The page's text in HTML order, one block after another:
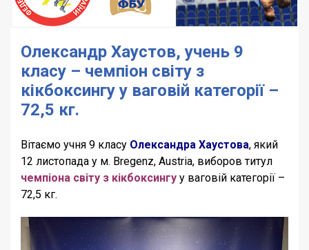
Олександр Хаустов, учень 9
класу – чемпіон світу з
кікбоксингу у ваговій категорії –
72,5 кг.
Вітаємо учня 9 класу Олександра Хаустова, який
12 листопада у м. Bregenz, Austria, виборов титул
чемпіона світу з кікбоксингу у ваговій категорії –
72,5 кг.